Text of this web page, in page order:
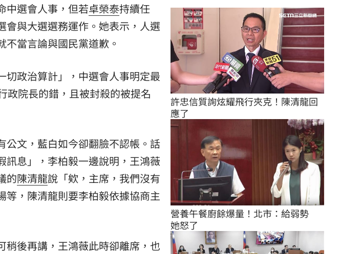
中選會人事，但若卓榮泰持續任
會與大選選務運作。她表示，人選
當言論與國民黨道歉。
切政治算計」，中選會人事明定最
政院長的錯，且被封殺的被提名
公文，藍白如今卻翻臉不認帳。話
訊息」，李柏毅一邊說明，王鴻薇
的陳清龍說「欸，主席，我們沒有
，陳清龍則要李柏毅依據協商主
稍後再講，王鴻薇此時卻離席，也
許忠信質詢炫耀飛行夾克！陳清龍回
應了
營養午餐廚餘爆量！北市：給弱勢
她怒了